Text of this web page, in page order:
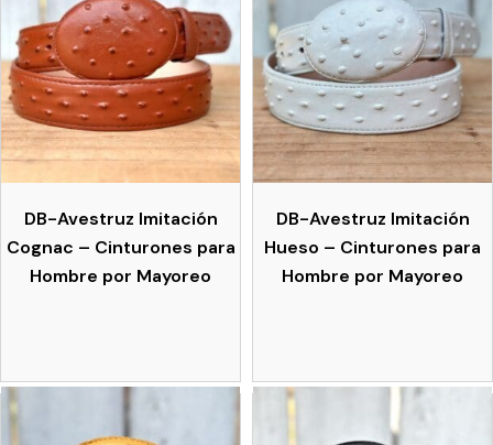
DB-Avestruz Imitación
Cognac – Cinturones para
Hombre por Mayoreo
DB-Avestruz Imitación
Hueso – Cinturones para
Hombre por Mayoreo